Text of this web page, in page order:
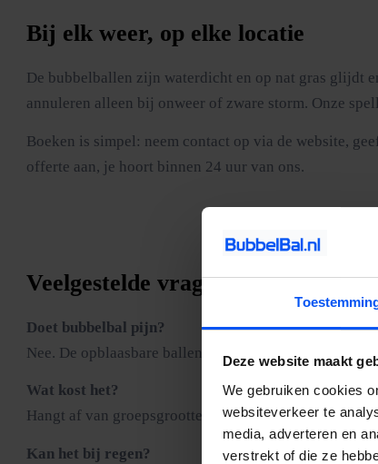
Deze website maakt
We gebruiken cookies
websiteverkeer te
media, adverteren en
verstrekt of die ze
Bij elk weer, op elke locatie
De bubbelballen zijn waterdicht en op nat gras glijdt
annuleren alleen bij onweer of zware storm. Onze
Boeken is simpel: neem contact op via de website,
offerte aan, je hoort binnen 24 uur van ons.
Veelgestelde vragen
Doet bubbelbal pijn?
Nee. De opblaasbare ballen beschermen je lichaam
Wat kost het?
Hangt af van groepsgrootte, duur en locatie. Neem
Kan het bij regen?